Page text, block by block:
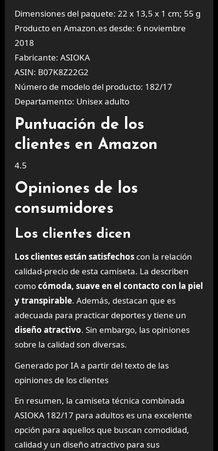
Dimensiones del paquete: 22 x 13,5 x 1 cm; 55 g
Producto en Amazon.es desde: 6 noviembre
2018
Fabricante: ASIOKA
ASIN: B07K8Z22G2
Número de modelo del producto: 182/17
Departamento: Unisex adulto
Puntuación de los
clientes en Amazon
4.5
Opiniones de los
consumidores
Los clientes dicen
Los clientes están satisfechoscon la relación
calidad-precio de esta camiseta. La describen
comocómoda, suave en el contacto con la piel
y transpirable. Además, destacan que es
adecuada para practicar deportes y tiene un
diseño atractivo. Sin embargo, las opiniones
sobre la calidad son diversas.
Generado por IA a partir del texto de las
opiniones de los clientes
En resumen, la camiseta técnica combinada
ASIOKA 182/17 para adultos es una excelente
opción para aquellos que buscan comodidad,
calidad y un diseño atractivo para sus